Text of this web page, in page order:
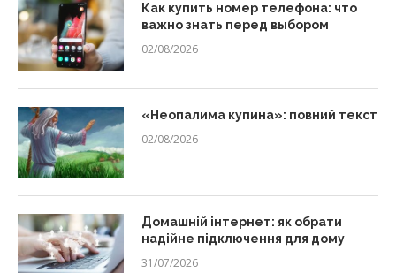
Как купить номер телефона: что
важно знать перед выбором
02/08/2026
«Неопалима купина»: повний текст
02/08/2026
Домашній інтернет: як обрати
надійне підключення для дому
31/07/2026